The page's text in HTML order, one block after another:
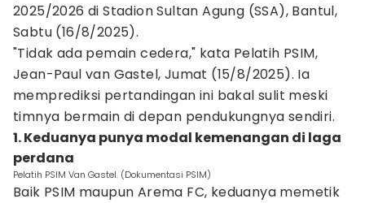
2025/2026 di Stadion Sultan Agung (SSA), Bantul,
Sabtu (16/8/2025).
"Tidak ada pemain cedera," kata Pelatih PSIM,
Jean-Paul van Gastel, Jumat (15/8/2025). Ia
memprediksi pertandingan ini bakal sulit meski
timnya bermain di depan pendukungnya sendiri.
1. Keduanya punya modal kemenangan di laga
perdana
Pelatih PSIM Van Gastel. (Dokumentasi PSIM)
Baik PSIM maupun Arema FC, keduanya memetik